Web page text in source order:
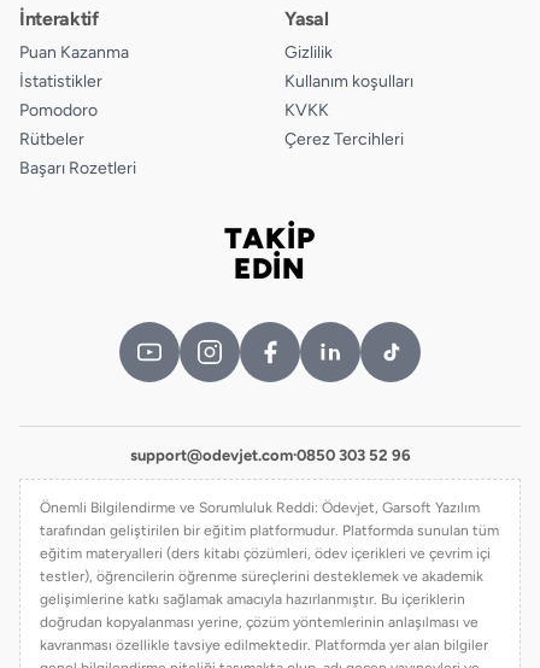
İnteraktif
Puan Kazanma
İstatistikler
Pomodoro
Rütbeler
Başarı Rozetleri
Yasal
Gizlilik
Kullanım koşulları
KVKK
Çerez Tercihleri
TAKİP
EDİN
support@odevjet.com·0850 303 52 96
Önemli Bilgilendirme ve Sorumluluk Reddi: Ödevjet, Garsoft Yazılım
tarafından geliştirilen bir eğitim platformudur. Platformda sunulan tüm
eğitim materyalleri (ders kitabı çözümleri, ödev içerikleri ve çevrim içi
testler), öğrencilerin öğrenme süreçlerini desteklemek ve akademik
gelişimlerine katkı sağlamak amacıyla hazırlanmıştır. Bu içeriklerin
doğrudan kopyalanması yerine, çözüm yöntemlerinin anlaşılması ve
kavranması özellikle tavsiye edilmektedir. Platformda yer alan bilgiler